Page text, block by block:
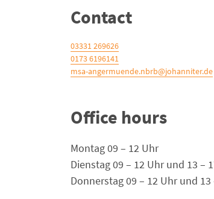
Contact
03331 269626
0173 6196141
msa-angermuende.nbrb@johanniter.de
Office hours
Montag 09 – 12 Uhr
Dienstag 09 – 12 Uhr und 13 –
Donnerstag 09 – 12 Uhr und 13